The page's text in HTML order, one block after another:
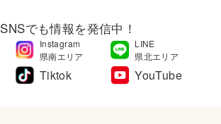
SNSでも情報を発信中！
Instagram
県南エリア
LINE
県北エリア
Tiktok YouTube